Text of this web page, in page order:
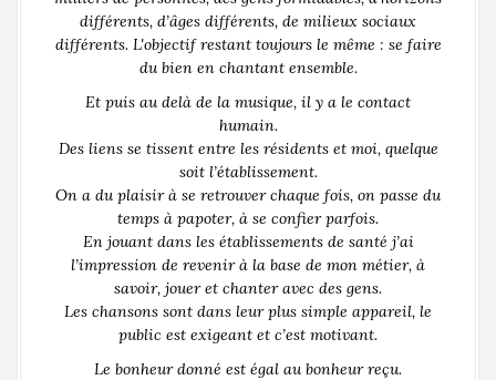
différents, d’âges différents, de milieux sociaux
différents. L'objectif restant toujours le même : se faire
du bien en chantant ensemble.
Et puis au delà de la musique, il y a le contact
humain.
Des liens se tissent entre les résidents et moi, quelque
soit l’établissement.
On a du plaisir à se retrouver chaque fois, on passe du
temps à papoter, à se confier parfois.
En jouant dans les établissements de santé j’ai
l’impression de revenir à la base de mon métier, à
savoir, jouer et chanter avec des gens.
Les chansons sont dans leur plus simple appareil, le
public est exigeant et c’est motivant.
Le bonheur donné est égal au bonheur reçu.